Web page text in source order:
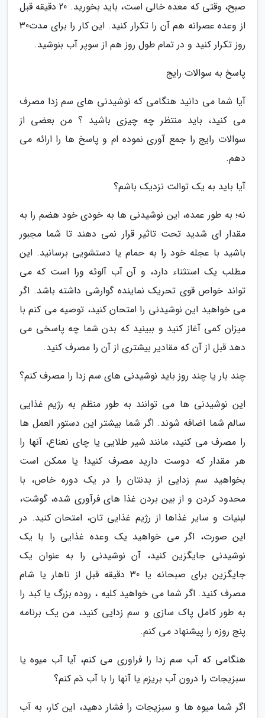
صبح، وقتی که معده خالی است، باید بخورید. 20 دقیقه قبل
از وعده عصرانه هم آن را تکرار کنید. این کار را برای مدت30
روز تکرار کنید و در تمام طول روز هم از سوپر آب بنوشید.
پاسخ به سوالات رایج
آیا شما می دانید هنگامی که نوشیدنی های سم زدا مصرف
می کنید، باید منتظر چه چیزی باشید ؟ من بعضی از
سوالات رایج را جمع آوری نموده ام و پاسخ ها را ارائه می
دهم.
آیا باید به یک توالت نزدیک باشم؟
نه؛ به طور عمده، این نوشیدنی ها به خودی خود هضم را به
مقدار ای شدید تحت تاثیر قرار نمی دهند تا شما مجبور
باشید با عجله خود را به حمام یا دستشویی برسانید. این
مطلب یک استثناء دارد، و آن آب آلوئه ورا است که می
تواند خواص قوی تحریک نماینده گوارشی داشته باشد. اگر
می خواهید این نوشیدنی را امتحان کنید، توصیه می کنم با
میزان کمی آغاز کنید و ببینید که بدن شما چه پاسخی می
دهد قبل از آن که مقادیر بیشتری از آن را مصرف کنید.
چند بار یا چند روز باید نوشیدنی های سم زدا را مصرف کنم؟
این نوشیدنی ها می توانند به طور منظم به رژیم غذایی
سالم شما اضافه شوند. اگر شما بیشتر این دستور العمل ها
را مصرف می کنید، مانند شیر طلایی یا چای نعناع، آنها را
هر مقدار که دوست دارید مصرف کنید! یا ممکن است
بخواهید سم زدایی از بدنتان را در یک دوره خاص، با
محدود کردن و از بین بردن غذا های فرآوری شده، گوشت،
لبنیات و سایر غذاها از رژیم غذایی تان، امتحان کنید. در
این صورت، اگر می خواهید یک وعده غذایی را با یک
نوشیدنی جایگزین کنید، آن نوشیدنی را به عنوان یک
جایگزین برای صبحانه یا 30 دقیقه قبل از ناهار یا شام
مصرف کنید. اگر شما می خواهید کلیه ، روده بزرگ یا کبد را
به طور کامل پاک سازی و سم زدایی کنید، من یک برنامه
پنج روزه را پیشنهاد می کنم.
هنگامی که آب سم زدا را فراوری می کنم، آیا آب میوه یا
سبزیجات را درون آب بریزم یا آنها را با آب دَم کنم؟
اگر شما میوه ها و سبزیجات را فشار دهید، این کار، به آب